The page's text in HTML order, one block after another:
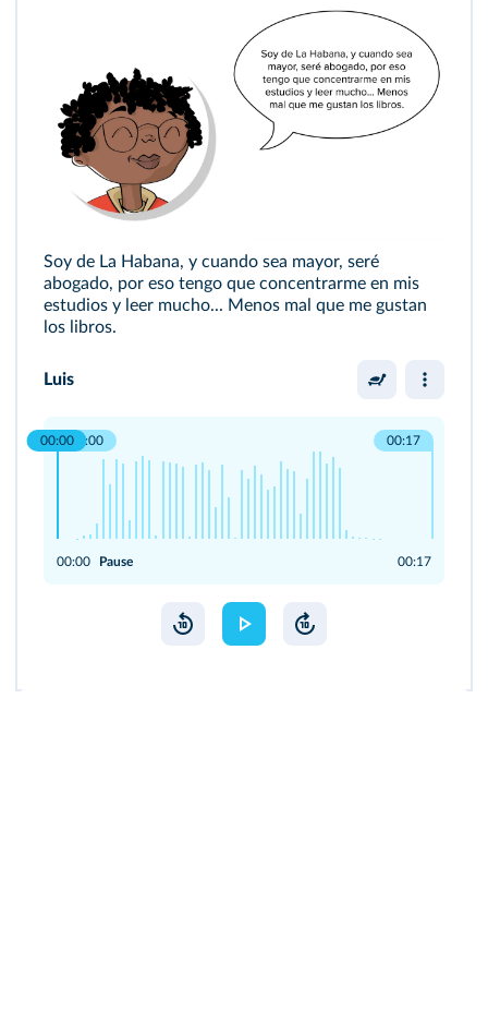
Soy de La Habana, y cuando sea mayor, seré
abogado, por eso tengo que concentrarme en mis
estudios y leer mucho... Menos mal que me gustan
los libros.
Luis
00:00 Pause 00:17
00:00 00:17
00:00